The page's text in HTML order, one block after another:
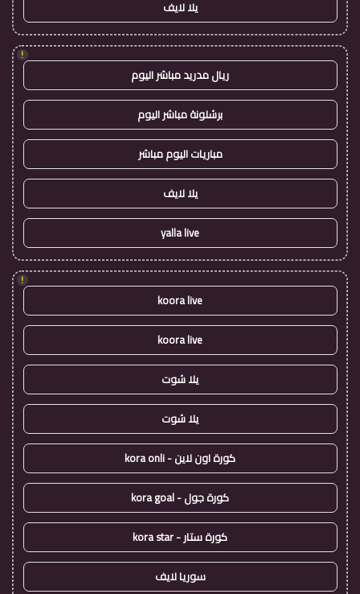
يلا لايف
!
ريال مدريد مباشر اليوم
برشلونة مباشر اليوم
مباريات اليوم مباشر
يلا لايف
yalla live
!
koora live
koora live
يلا شوت
يلا شوت
كورة اون لاين - kora onli
كورة جول - kora goal
كورة ستار - kora star
سوريا لايف